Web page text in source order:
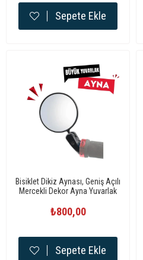
Sepete Ekle
Bisiklet Dikiz Aynası, Geniş Açılı
Mercekli Dekor Ayna Yuvarlak
₺800,00
Sepete Ekle